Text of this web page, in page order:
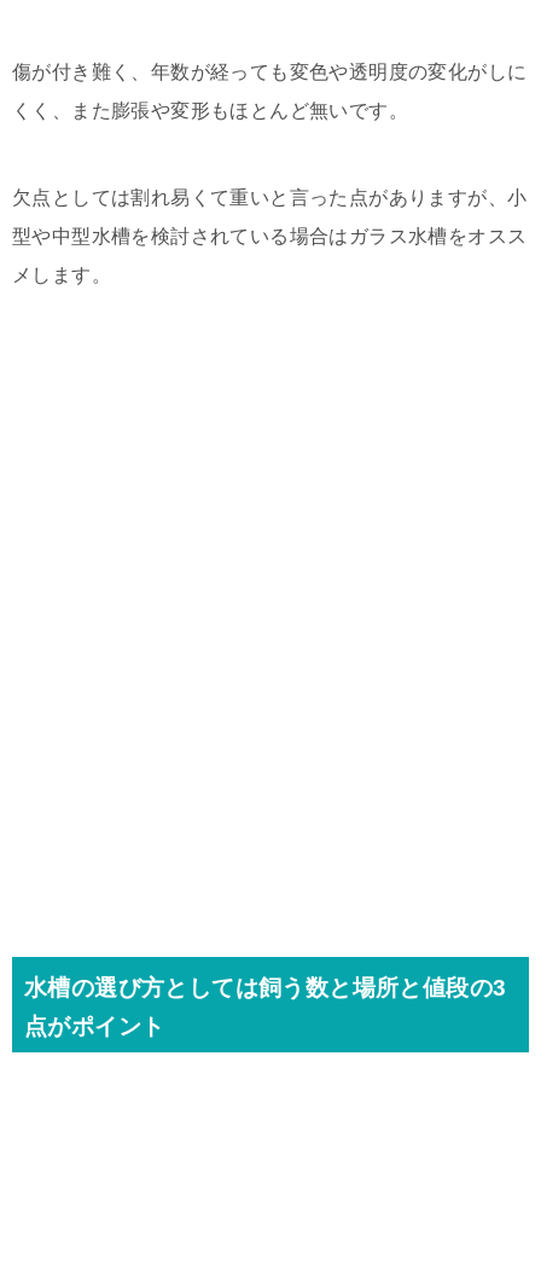
傷が付き難く、年数が経っても変色や透明度の変化がしに
くく、また膨張や変形もほとんど無いです。
欠点としては割れ易くて重いと言った点がありますが、小
型や中型水槽を検討されている場合はガラス水槽をオスス
メします。
水槽の選び方としては飼う数と場所と値段の3
点がポイント